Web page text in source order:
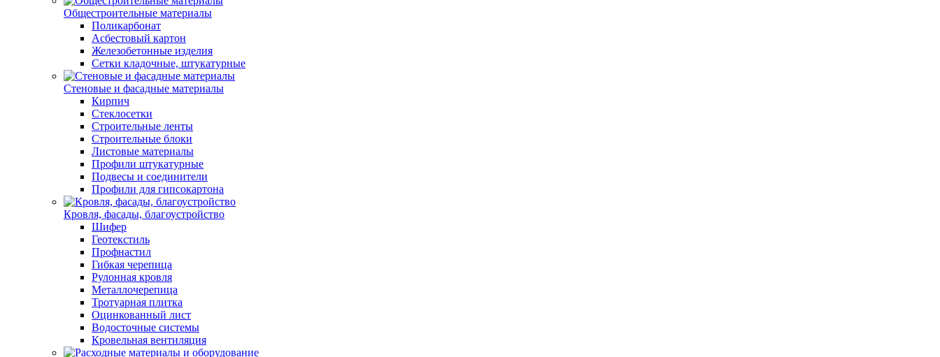
Общестроительные материалы
Поликарбонат
Асбестовый картон
Железобетонные изделия
Сетки кладочные, штукатурные
Стеновые и фасадные материалы
Кирпич
Стеклосетки
Строительные ленты
Строительные блоки
Листовые материалы
Профили штукатурные
Подвесы и соединители
Профили для гипсокартона
Кровля, фасады, благоустройство
Шифер
Геотекстиль
Профнастил
Гибкая черепица
Рулонная кровля
Металлочерепица
Тротуарная плитка
Оцинкованный лист
Водосточные системы
Кровельная вентиляция